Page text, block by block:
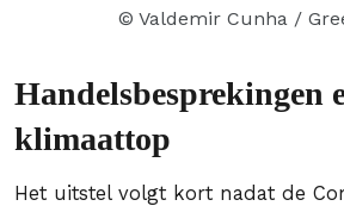
© Valdemir Cunha /
Handelsbesprekingen
klimaattop
Het uitstel volgt kort nadat de